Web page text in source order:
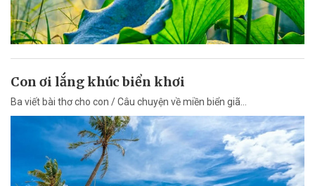
Con ơi lắng khúc biển khơi
Ba viết bài thơ cho con / Câu chuyện về miền biển giã...